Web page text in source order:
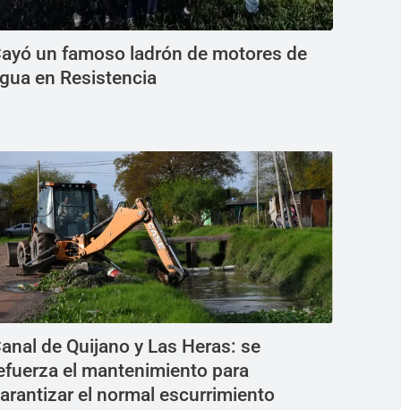
un famoso ladrón de motores de
en Resistencia
de Quijano y Las Heras: se
el mantenimiento para
el normal escurrimiento